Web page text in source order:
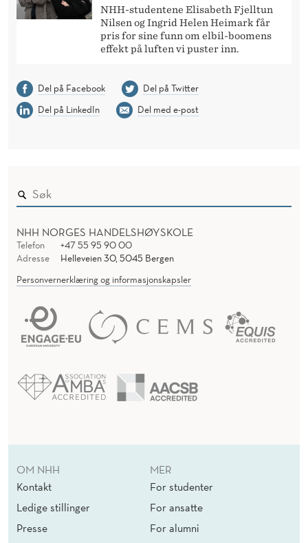
NHH-studentene Elisabeth Fjelltun
Nilsen og Ingrid Helen Heimark får
pris for sine funn om elbil-boomens
effekt på luften vi puster inn.
Del på Facebook
Del på Twitter
Del på LinkedIn
Del med e-post
NHH NORGES HANDELSHØYSKOLE
Telefon
+47 55 95 90 00
Adresse
Helleveien 30, 5045 Bergen
Personvernerklæring og informasjonskapsler
OM NHH
Kontakt
Ledige stillinger
Presse
MER
For studenter
For ansatte
For alumni